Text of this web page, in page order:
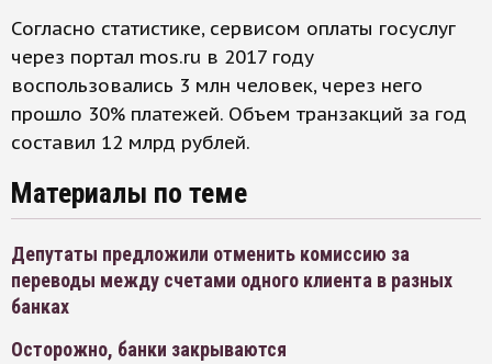
Согласно статистике, сервисом оплаты госуслуг
через портал mos.ru в 2017 году
воспользовались 3 млн человек, через него
прошло 30% платежей. Объем транзакций за год
составил 12 млрд рублей.​
Материалы по теме
Депутаты предложили отменить комиссию за
переводы между счетами одного клиента в разных
банках
Осторожно, банки закрываются